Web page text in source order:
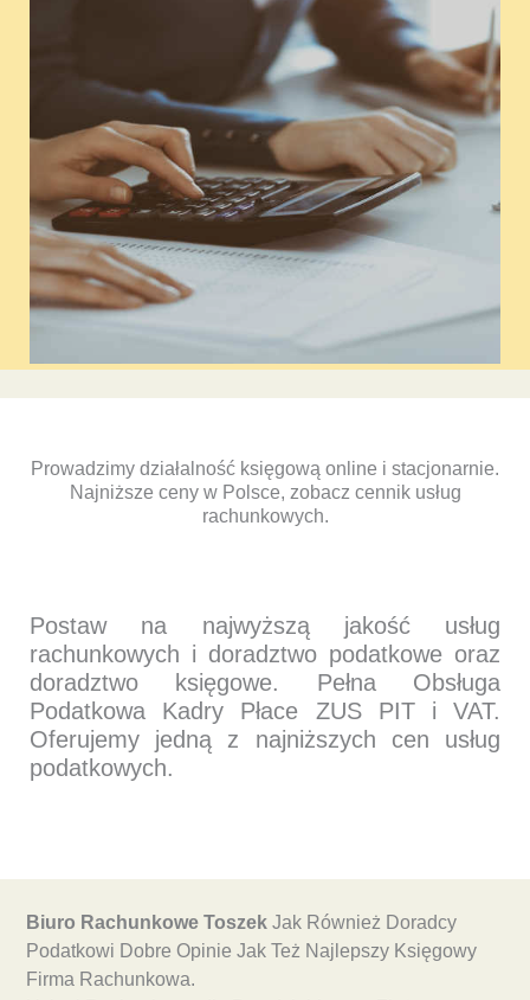
Prowadzimy działalność księgową online i stacjonarnie.
Najniższe ceny w Polsce, zobacz cennik usług
rachunkowych.
Postaw na najwyższą jakość usług
rachunkowych i doradztwo podatkowe oraz
doradztwo księgowe. Pełna Obsługa
Podatkowa Kadry Płace ZUS PIT i VAT.
Oferujemy jedną z najniższych cen usług
podatkowych.
Biuro Rachunkowe Toszek Jak Również Doradcy
Podatkowi Dobre Opinie Jak Też Najlepszy Księgowy
Firma Rachunkowa.